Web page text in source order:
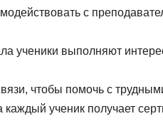
с
ученики выполняют
чтобы помочь с
ученик получает